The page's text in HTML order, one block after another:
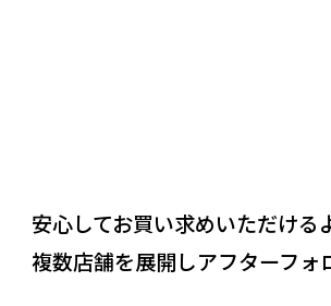
安心してお買い求めいただける
複数店舗を展開しアフターフォ